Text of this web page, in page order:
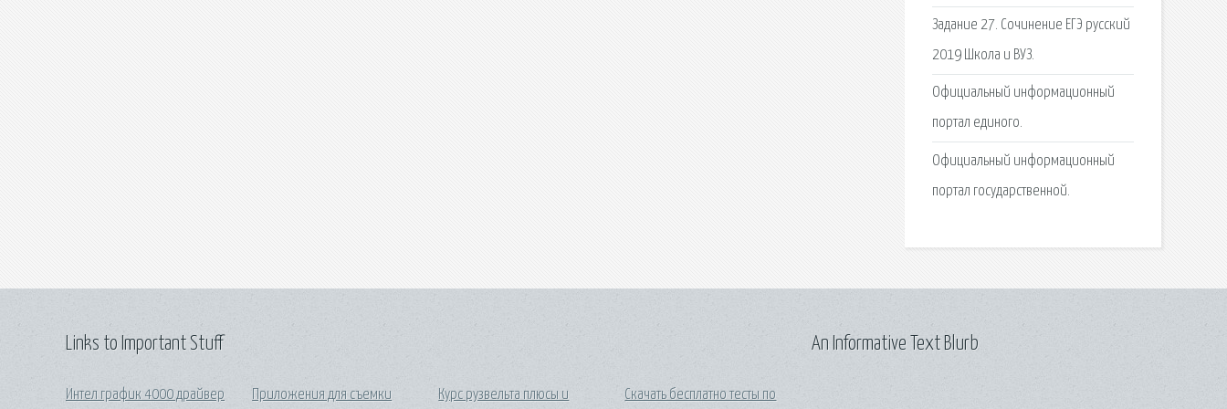
Задание 27. Сочинение ЕГЭ русский
2019 Школа и ВУЗ.
Официальный информационный
портал единого.
Официальный информационный
портал государственной.
Links to Important Stuff
Интел график 4000 драйвер Приложения для съемки Курс рузвельта плюсы и Скачать бесплатно тесты по
An Informative Text Blurb